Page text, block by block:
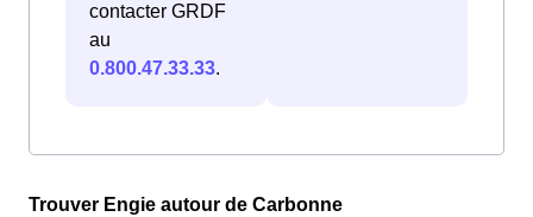
contacter GRDF
au
0.800.47.33.33.
Trouver Engie autour de Carbonne